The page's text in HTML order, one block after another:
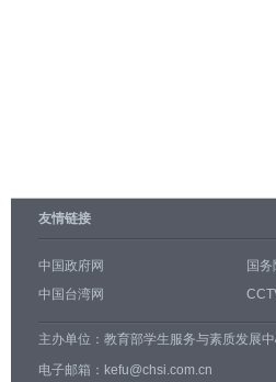
友情链接
中国政府网 国
中国台湾网
主办单位： 教育部学生服务与素质发展
电子邮箱：kefu@chsi.com.cn